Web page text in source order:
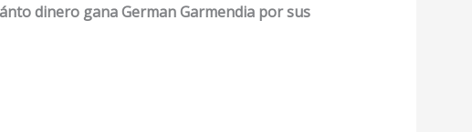
dinero gana German Garmendia por sus